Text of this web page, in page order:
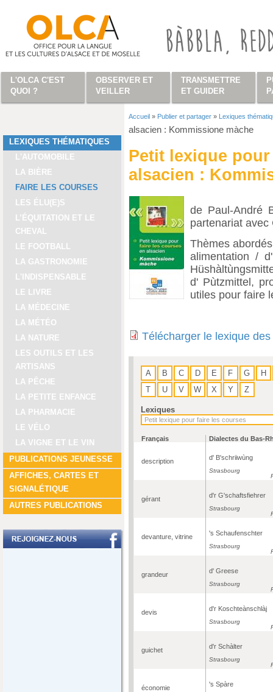
LEXIQUES THÉMATIQUES
L'AUTOMOBILE
LA BIÈRE
FAIRE LES COURSES
LES ÉLU(E)S
L’ÉQUITATION ET LE
CHEVAL
LE FOOTBALL
LA GASTRONOMIE
L'INDISPENSABLE
LE LIVRE
LA MÉDECINE
LA MÉTÉO
LA NATURE
LES OUTILS ET LES
ARTISANS
LA PÊCHE
LA PETITE ENFANCE
LA PHARMACIE
LE VÉLO
LA VIGNE ET LE VIN
PUBLICATIONS JEUNESSE
AFFICHES, CARTES ET
SIGNALÉTIQUE
AUTRES PUBLICATIONS
Vous êtes ici
Accueil » Publier et partager » Lexiques
alsacien : Kommissione màche
Petit lexique
alsacien :
de Paul-André
partenariat avec
Thèmes
alimentation /
d' Pùtzmittel,
utiles pour faire
Télécharger le lexique
A B C D E F G
H
T
U V W X Y Z
Lexiques
Français Dialectes du Bas-
description d' B'schriiwùng
Strasbourg
gérant d'r G'schaftsfiehrer
Strasbourg
devanture, vitrine 's Schaufenschter
Strasbourg
grandeur d' Greese
Strasbourg
devis d'r Koschteànschlàj
Strasbourg
guichet d'r Schàlter
Strasbourg
économie 's Spàre
L'OLCA C'EST
QUOI ?
OBSERVER ET
VEILLER
TRANSMETTRE
ET GUIDER